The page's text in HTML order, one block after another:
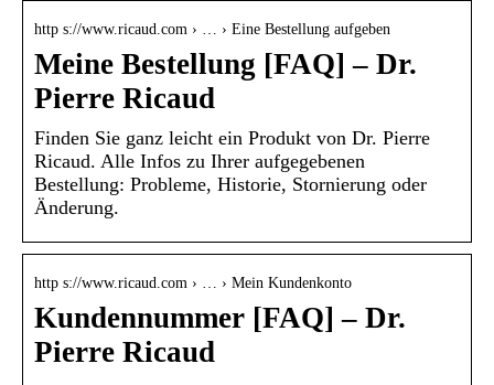
http s://www.ricaud.com › … › Eine Bestellung aufgeben
Meine Bestellung [FAQ] – Dr.
Pierre Ricaud
Finden Sie ganz leicht ein Produkt von Dr. Pierre
Ricaud. Alle Infos zu Ihrer aufgegebenen
Bestellung: Probleme, Historie, Stornierung oder
Änderung.
http s://www.ricaud.com › … › Mein Kundenkonto
Kundennummer [FAQ] – Dr.
Pierre Ricaud